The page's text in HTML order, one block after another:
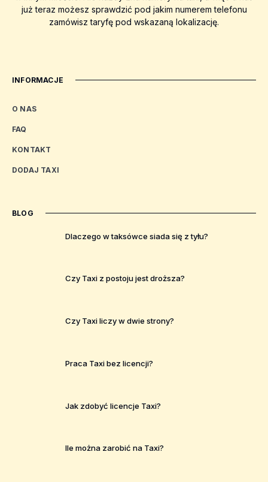
już teraz możesz sprawdzić pod jakim numerem telefonu
zamówisz taryfę pod wskazaną lokalizację.
INFORMACJE
O NAS
FAQ
KONTAKT
DODAJ TAXI
BLOG
Dlaczego w taksówce siada się z tyłu?
Czy Taxi z postoju jest droższa?
Czy Taxi liczy w dwie strony?
Praca Taxi bez licencji?
Jak zdobyć licencje Taxi?
Ile można zarobić na Taxi?